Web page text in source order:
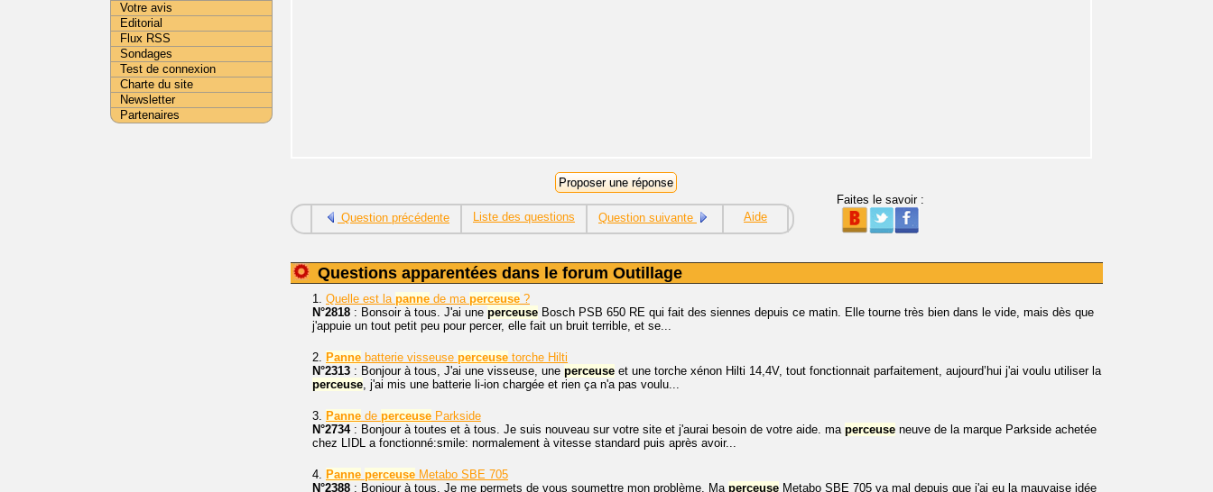
Question précédente Liste des questions Question suivante Aide
Faites le savoir :
Questions apparentées dans le forum Outillage
1. Quelle est la panne de ma perceuse ?
N°2818 : Bonsoir à tous. J'ai une perceuse Bosch PSB 650 RE qui fait des siennes depuis ce matin. Elle tourne très bien dans le vide, mais dès que
j'appuie un tout petit peu pour percer, elle fait un bruit terrible, et se...
2. Panne batterie visseuse perceuse torche Hilti
N°2313 : Bonjour à tous, J'ai une visseuse, une perceuse et une torche xénon Hilti 14,4V, tout fonctionnait parfaitement, aujourd’hui j'ai voulu utiliser la
perceuse, j'ai mis une batterie li-ion chargée et rien ça n'a pas voulu...
3. Panne de perceuse Parkside
N°2734: Bonjour à toutes et à tous. Je suis nouveau sur votre site et j'aurai besoin de votre aide. ma perceuse neuve de la marque Parkside achetée
chez LIDL a fonctionné:smile: normalement à vitesse standard puis après avoir...
4. Panne perceuse Metabo SBE 705
N°2388 : Bonjour à tous, Je me permets de vous soumettre mon problème. Ma perceuse Metabo SBE 705 va mal depuis que j'ai eu la mauvaise idée
Votre avis
Editorial
Flux RSS
Sondages
Test de connexion
Charte du site
Newsletter
Partenaires